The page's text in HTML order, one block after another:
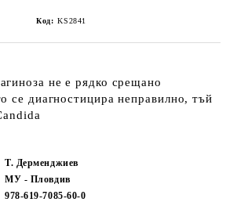
Код: KS2841
не е рядко срещано
се диагностицира неправилно, тъй
Т. Дерменджиев
МУ - Пловдив
978-619-7085-60-0